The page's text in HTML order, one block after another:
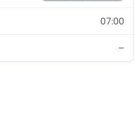
07:00
–